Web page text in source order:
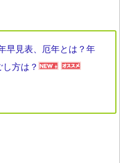
早見表、厄年とは？年
方は？